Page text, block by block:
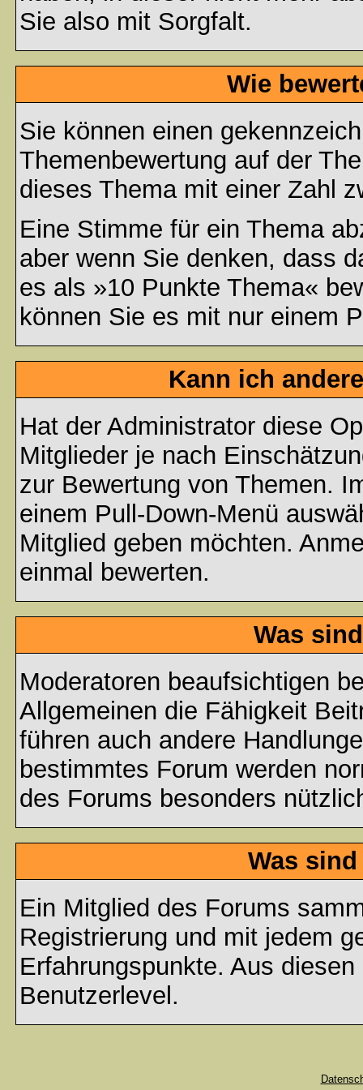
Sie also mit Sorgfalt.
Wie
Sie können einen
Themenbewertung auf der
dieses Thema mit einer Zahl
Eine Stimme für ein Thema
aber wenn Sie denken, dass
es als »10 Punkte Thema«
können Sie es mit nur einem
Kann ich
Hat der Administrator diese
Mitglieder je nach
zur Bewertung von Themen.
einem Pull-Down-Menü
Mitglied geben möchten.
einmal bewerten.
Was
Moderatoren beaufsichtigen
Allgemeinen die Fähigkeit
führen auch andere
bestimmtes Forum werden
des Forums besonders
Was
Ein Mitglied des Forums
Registrierung und mit jedem
Erfahrungspunkte. Aus
Benutzerlevel.